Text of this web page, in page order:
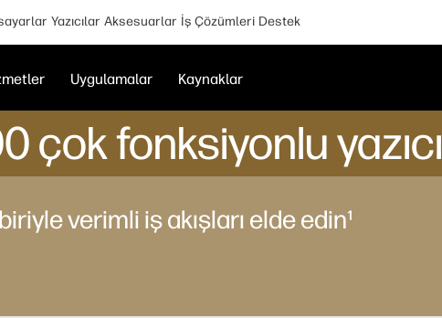
Yazıcılar Aksesuarlar İş Çözümleri Destek
Uygulamalar Kaynaklar
çok fonksiyonlu yazıcı
biriyle verimli iş akışları elde edin¹